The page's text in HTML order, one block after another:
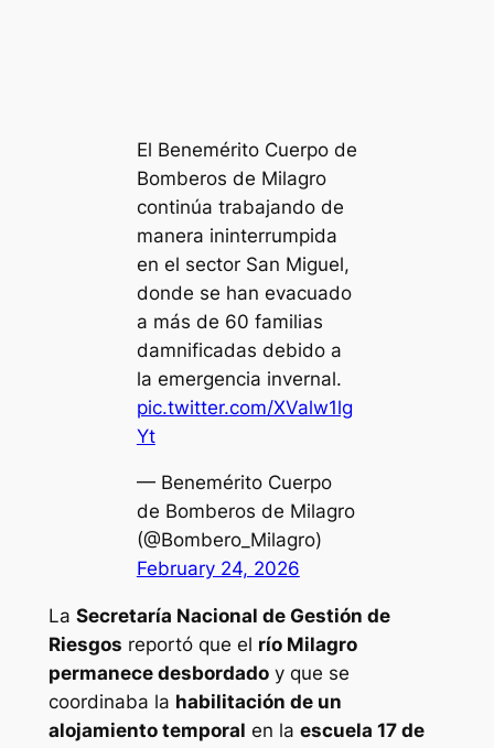
El Benemérito Cuerpo de
Bomberos de Milagro
continúa trabajando de
manera ininterrumpida
en el sector San Miguel,
donde se han evacuado
a más de 60 familias
damnificadas debido a
la emergencia invernal.
pic.twitter.com/XValw1lg
Yt
— Benemérito Cuerpo
de Bomberos de Milagro
(@Bombero_Milagro)
February 24, 2026
La Secretaría Nacional de Gestión de
Riesgos reportó que el río Milagro
permanece desbordadoy que se
coordinaba la habilitación de un
alojamiento temporal en la escuela 17 de